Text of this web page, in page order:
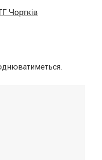
Чортків